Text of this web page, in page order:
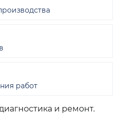
и ремонт.
работ